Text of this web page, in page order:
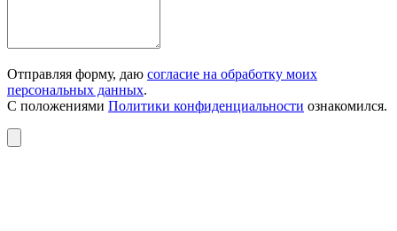
Отправляя форму, даю согласие на обработку моих
персональных данных.
С положениями Политики конфиденциальности ознакомился.